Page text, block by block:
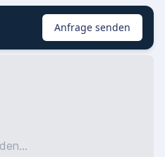
Anfrage senden